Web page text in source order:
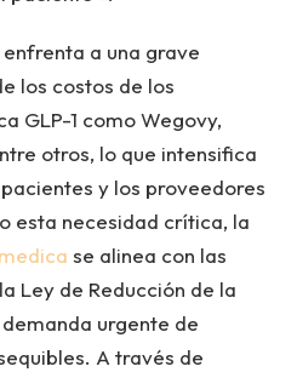
a una grave
los costos de los
GLP-1 como Wegovy,
otros, lo que intensifica
y los proveedores
esta necesidad crítica, la
se alinea con las
Ley de Reducción de la
urgente de
A través de